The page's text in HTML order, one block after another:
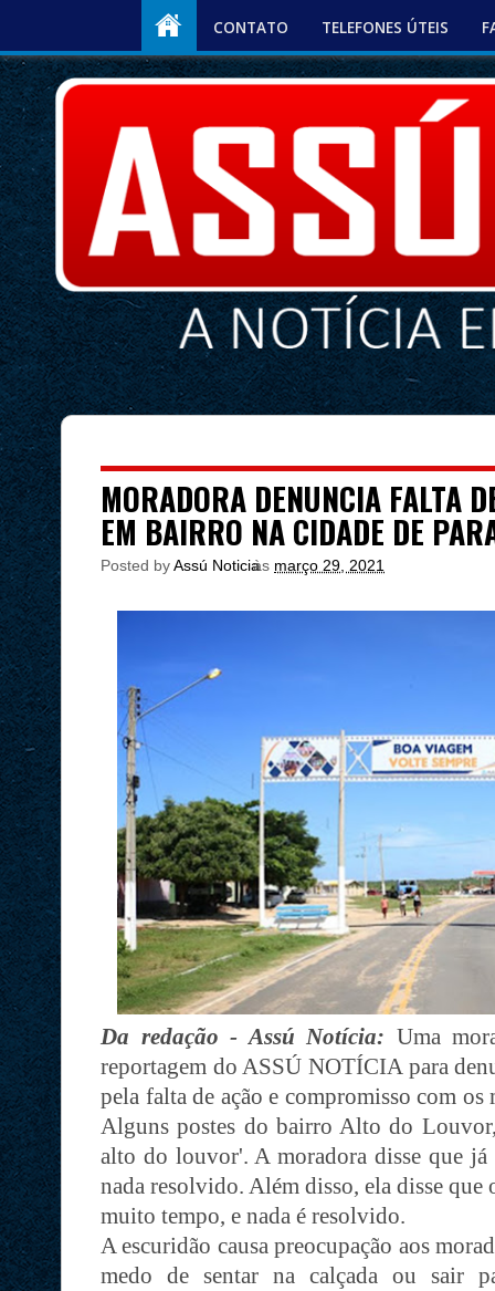
CONTATO TELEFONES ÚTEIS
MORADORA DENUNCIA FALTA
EM BAIRRO NA CIDADE DE
Posted byAssú Noticia
às março 29, 2021
Da redação - Assú Notícia: Uma
reportagem do ASSÚ NOTÍCIA para
pela falta de ação e compromisso com
Alguns postes do bairro Alto do
alto do louvor'. A moradora disse que já
nada resolvido. Além disso, ela disse
muito tempo, e nada é resolvido.
A escuridão causa preocupação aos
medo de sentar na calçada ou sair